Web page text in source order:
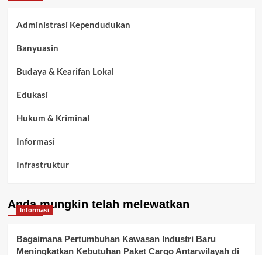
Administrasi Kependudukan
Banyuasin
Budaya & Kearifan Lokal
Edukasi
Hukum & Kriminal
Informasi
Infrastruktur
Kepegawaian & ASN Banyuasin
Kesehatan
Anda mungkin telah melewatkan
Informasi
Bagaimana Pertumbuhan Kawasan Industri Baru
Meningkatkan Kebutuhan Paket Cargo Antarwilayah di